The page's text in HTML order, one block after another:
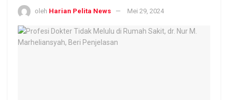
oleh Harian Pelita News Mei 29, 2024